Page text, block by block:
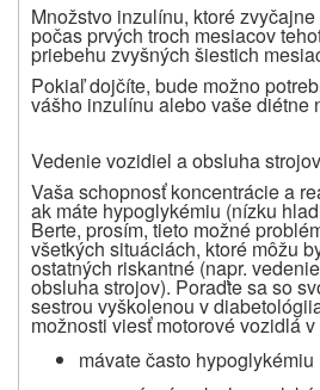
Množstvo inzulínu, ktoré
počas prvých troch mesiacov
priebehu zvyšných šiestich
Pokiaľ dojčíte, bude možno
vášho inzulínu alebo vaše diétne
Vedenie vozidiel a obsluha strojov
Vaša schopnosť koncentrácie a
ak máte hypoglykémiu (nízku
Berte, prosím, tieto možné
všetkých situáciách, ktoré môžu
ostatných riskantné (napr.
obsluha strojov). Poraďte sa so
sestrou vyškolenou v diabetológii
možnosti viesť motorové vozidlá
mávate často hypoglykémiu